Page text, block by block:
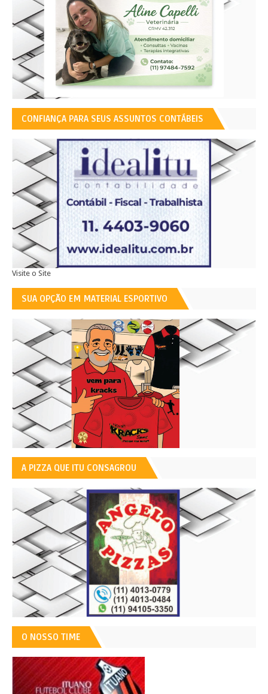
CONFIANÇA PARA SEUS ASSUNTOS CONTÁBEIS
Visite o Site
SUA OPÇÃO EM MATERIAL ESPORTIVO
A PIZZA QUE ITU CONSAGROU
O NOSSO TIME